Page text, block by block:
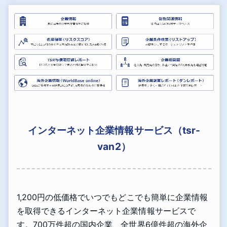
インターネット企業情報サービス（tsr-
van2）
1,200円の低価格でいつでもどこでも簡単に企業情報
を取得できるインターネット企業情報サービスで
す。700万件超の国内企業、全世界6億件超の海外企